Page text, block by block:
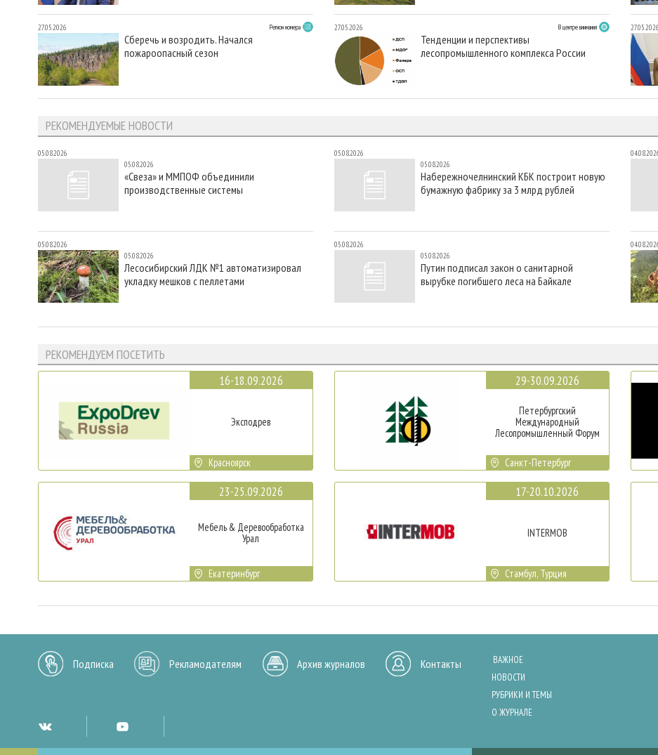
27.05.2026 Регион номера
Сберечь и возродить. Начался
пожароопасный сезон
27.05.2026 В центре внимания
Тенденции и перспективы
лесопромышленного комплекса России
27.05.2026
РЕКОМЕНДУЕМЫЕ НОВОСТИ
05.08.2026
05.08.2026
«Свеза» и ММПОФ объединили
производственные системы
05.08.2026
05.08.2026
Лесосибирский ЛДК №1 автоматизировал
укладку мешков с пеллетами
05.08.2026
05.08.2026
Набережночелнинский КБК построит новую
бумажную фабрику за 3 млрд рублей
05.08.2026
05.08.2026
Путин подписал закон о санитарной
вырубке погибшего леса на Байкале
РЕКОМЕНДУЕМ ПОСЕТИТЬ
16-18.09.2026
Эксподрев
Красноярск
23-25.09.2026
Мебель & Деревообработка
Урал
Екатеринбург
29-30.09.2026
Петербургский
Международный
Лесопромышленный Форум
Санкт-Петербург
17-20.10.2026
INTERMOB
Стамбул, Турция
Подписка Рекламодателям Архив журналов Контакты
ВАЖНОЕ
НОВОСТИ
РУБРИКИ И ТЕМЫ
О ЖУРНАЛЕ